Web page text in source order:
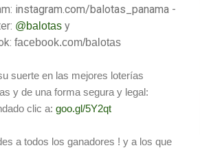
instagram.com/balotas_panama -
@balotas y
facebook.com/balotas
suerte en las mejores loterías
y de una forma segura y legal:
clic a: goo.gl/5Y2qt
a todos los ganadores ! y a los que